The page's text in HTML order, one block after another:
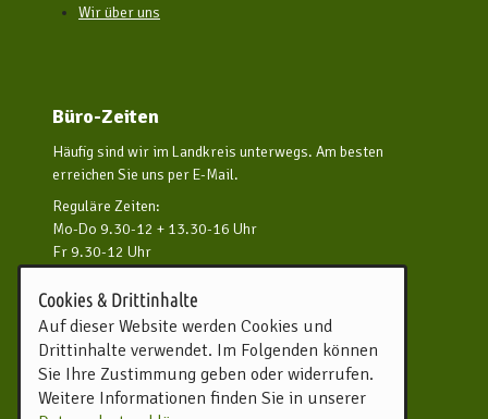
Wir über uns
Büro-Zeiten
Häufig sind wir im Landkreis unterwegs. Am besten
erreichen Sie uns per E-Mail.
Reguläre Zeiten:
Mo-Do 9.30-12 + 13.30-16 Uhr
Fr 9.30-12 Uhr
Kontakt aufnehmen
Touristikverband Landkreis
Rotenburg (Wümme) e.V.
Harburger Straße 59
Cookies & Drittinhalte
Auf dieser Website werden Cookies und
Drittinhalte verwendet. Im Folgenden können
Sie Ihre Zustimmung geben oder widerrufen.
Weitere Informationen finden Sie in unserer